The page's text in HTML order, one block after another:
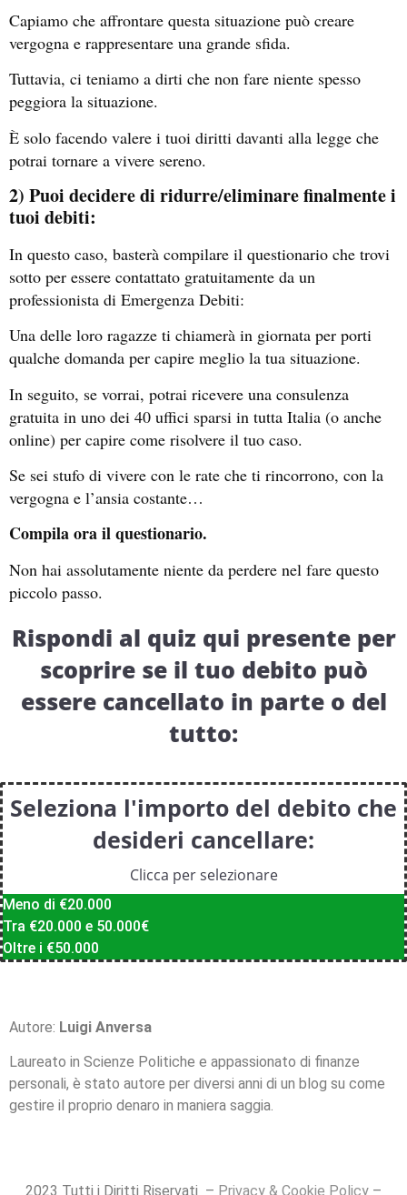
Capiamo che affrontare questa situazione può creare
vergogna e rappresentare una grande sfida.
Tuttavia, ci teniamo a dirti che non fare niente spesso
peggiora la situazione.
È solo facendo valere i tuoi diritti davanti alla legge che
potrai tornare a vivere sereno.
2) Puoi decidere di ridurre/eliminare finalmente i
tuoi debiti:
In questo caso, basterà compilare il questionario che trovi
sotto per essere contattato gratuitamente da un
professionista di Emergenza Debiti:
Una delle loro ragazze ti chiamerà in giornata per porti
qualche domanda per capire meglio la tua situazione.
In seguito, se vorrai, potrai ricevere una consulenza
gratuita in uno dei 40 uffici sparsi in tutta Italia (o anche
online) per capire come risolvere il tuo caso.
Se sei stufo di vivere con le rate che ti rincorrono, con la
vergogna e l’ansia costante…
Compila ora il questionario.
Non hai assolutamente niente da perdere nel fare questo
piccolo passo.
Rispondi al quiz qui presente per
scoprire se il tuo debito può
essere cancellato in parte o del
tutto:
Seleziona l'importo del debito che
desideri cancellare:
Clicca per selezionare
Meno di €20.000
Tra €20.000 e 50.000€
Oltre i €50.000
Autore: Luigi Anversa
Laureato in Scienze Politiche e appassionato di finanze
personali, è stato autore per diversi anni di un blog su come
gestire il proprio denaro in maniera saggia.
2023 Tutti i Diritti Riservati – Privacy & Cookie Policy –